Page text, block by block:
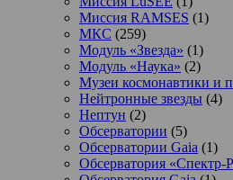
Миссия RAMSES (1)
МКС (259)
Модуль «Звезда» (1)
Модуль «Наука» (2)
Музеи космонавтики и
Нейтронные звезды (4)
Нептун (2)
Обсерватории (5)
Обсерватории Gaia (1)
Обсерватория «Спектр-